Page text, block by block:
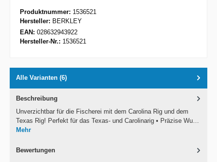
Produktnummer: 1536521
Hersteller: BERKLEY
EAN: 028632943922
Hersteller-Nr.: 1536521
Alle Varianten (6)
Beschreibung
Unverzichtbar für die Fischerei mit dem Carolina Rig und dem
Texas Rig! Perfekt für das Texas- und Carolinarig • Präzise Wu…
Mehr
Bewertungen